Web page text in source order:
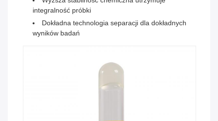
integralność próbki
Dokładna technologia separacji dla dokładnych
wyników badań